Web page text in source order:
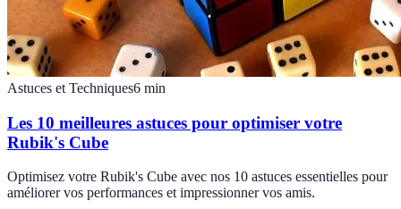
Astuces et Techniques6 min
Les 10 meilleures astuces pour optimiser votre
Rubik's Cube
Optimisez votre Rubik's Cube avec nos 10 astuces essentielles pour
améliorer vos performances et impressionner vos amis.